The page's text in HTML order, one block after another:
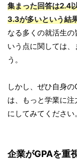
集まった回答は2.4
3.3が多いという結
なる多くの就活生
いう点に関しては
う。
しかし、ぜひ自身
は、もっと学業に
にしてみてください。
企業がGPAを重